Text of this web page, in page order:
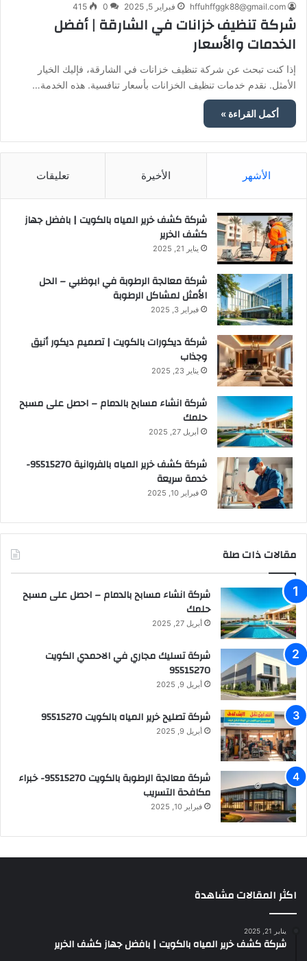
hffuhffggk88@gmail.com فبراير 5, 2025 0
415
شركة تنظيف خزانات في الشارقة | أفضل
الخدمات والأسعار
إذا كنت تبحث عن شركة تنظيف خزانات في الشارقة، فإليك الخيار
الأمثل. نقدم خدمات تنظيف الخزانات بأسعار تنافسية. هذه الخدمة…
أكمل القراءة »
الأشهر الأخيرة تعليقات
شركة كشف خرير المياه بالكويت | بافضل جهاز
كشف الخرير
يناير 21, 2025
شركة معالجة الرطوبة في ابوظبي – الحل
الأمثل لمشاكل الرطوبة
فبراير 3, 2025
شركة ديكورات بالكويت | تصميم ديكور أنيق
وجذاب
يناير 23, 2025
شركة انشاء مسابح بالدمام – احصل على مسبح
حلمك
أبريل 27, 2025
شركة كشف خرير المياه بالفروانية 95515270-
خدمة سريعة
فبراير 10, 2025
مقالات ذات صلة
شركة انشاء مسابح بالدمام – احصل على مسبح
حلمك
أبريل 27, 2025
شركة تسليك مجاري في الاحمدي الكويت
95515270
أبريل 9, 2025
شركة تصليح خرير المياه بالكويت 95515270
أبريل 9, 2025
شركة معالجة الرطوبة بالكويت 95515270- خبراء
مكافحة التسريب
فبراير 10, 2025
اكثر المقالات مشاهدة
يناير 21, 2025
شركة كشف خرير المياه بالكويت | بافضل جهاز كشف الخرير